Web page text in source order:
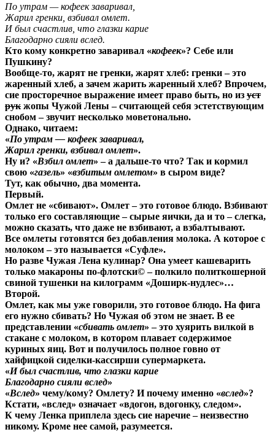
По утрам — кофеек заваривал,
Жарил гренки, взбивал омлет.
И был счастлив, что глазки карие
Благодарно сияли вслед.
Кто кому конкретно заваривал «кофеек»? Себе или
Пушкину?
Вообще-то, жарят не гренки, жарят хлеб: гренки – это
жаренный хлеб, а зачем жарить жаренный хлеб? Впрочем,
сие просторечное выражение имеет право быть, но из уст
рук жопы Чужой Лены – считающей себя эстетствующим
снобом – звучит несколько моветонально.
Однако, читаем:
«По утрам — кофеек заваривал,
Жарил гренки, взбивал омлет».
Ну и? «Взбил омлет» – а дальше-то что? Так и кормил
свою «газель» «взбитым омлетом» в сыром виде?
Тут, как обычно, два момента.
Первый.
Омлет не «сбивают». Омлет – это готовое блюдо. Взбивают
только его составляющие – сырые яички, да и то – слегка,
можно сказать, что даже не взбивают, а взбалтывают.
Все омлеты готовятся без добавления молока. А которое с
молоком – это называется «Суфле».
Но разве Чужая Лена кулинар? Она умеет кашеварить
только макароны по-флотски© – полкило политкошерной
свиной тушенки на килограмм «Доширк-нудлес»…
Второй.
Омлет, как мы уже говорили, это готовое блюдо. На фига
его нужно сбивать? Но Чужая об этом не знает. В ее
представлении «сбивать омлет» – это хуярить вилкой в
стакане с молоком, в котором плавает содержимое
куриных яиц. Вот и получилось полное говно от
хайфицкой сиделки-кассирши супермаркета.
«И был счастлив, что глазки карие
Благодарно сияли вслед»
«Вслед» чему/кому? Омлету? И почему именно «вслед»?
Кстати, «вслед» означает «вдогон, вдогонку, следом».
К чему Ленка приплела здесь сие наречие – неизвестно
никому. Кроме нее самой, разумеется.